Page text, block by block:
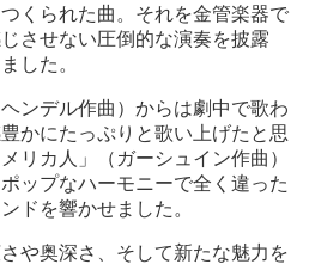
くられた曲。それを金管楽器で
させない圧倒的な演奏を披露
した。
ンデル作曲）からは劇中で歌わ
かにたっぷりと歌い上げたと思
リカ人」（ガーシュイン作曲）
ップなハーモニーで全く違った
ドを響かせました。
や奥深さ、そして新たな魅力を